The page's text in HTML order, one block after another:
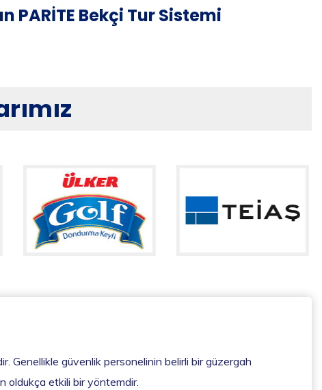
PARİTE Bekçi Tur Sistemi
Genellikle güvenlik personelinin belirli bir güzergah
oldukça etkili bir yöntemdir.